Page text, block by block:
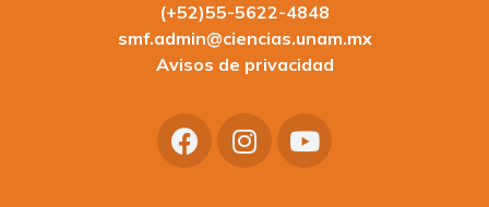
(+52)55-5622-4848
smf.admin@ciencias.unam.mx
Avisos de privacidad